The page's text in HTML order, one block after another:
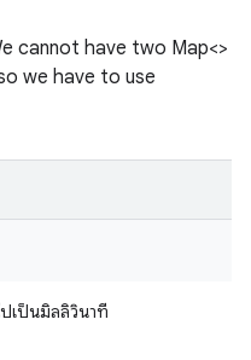
cannot have two Map<>
we have to use
เป็นมิลลิวินาที